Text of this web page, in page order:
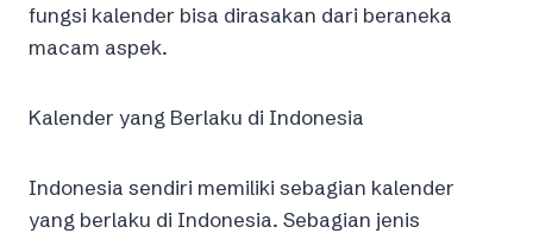
fungsi kalender bisa dirasakan dari beraneka
macam aspek.
Kalender yang Berlaku di Indonesia
Indonesia sendiri memiliki sebagian kalender
yang berlaku di Indonesia. Sebagian jenis